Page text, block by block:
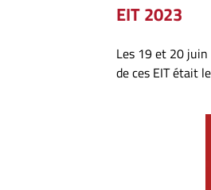
EIT 2023
Les 19 et 20
de ces EIT était